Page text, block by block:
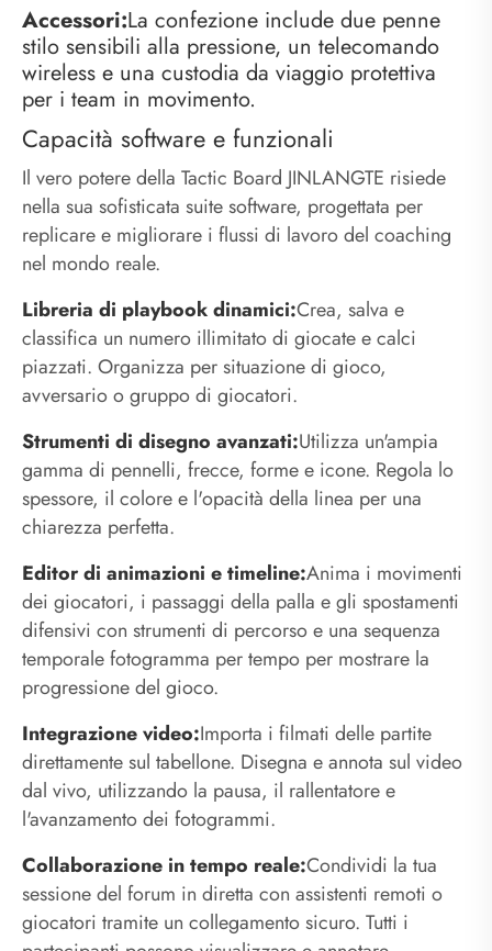
Accessori:La confezione include due penne
stilo sensibili alla pressione, un telecomando
wireless e una custodia da viaggio protettiva
per i team in movimento.
Capacità software e funzionali
Il vero potere della Tactic Board JINLANGTE risiede
nella sua sofisticata suite software, progettata per
replicare e migliorare i flussi di lavoro del coaching
nel mondo reale.
Libreria di playbook dinamici:Crea, salva e
classifica un numero illimitato di giocate e calci
piazzati. Organizza per situazione di gioco,
avversario o gruppo di giocatori.
Strumenti di disegno avanzati:Utilizza un'ampia
gamma di pennelli, frecce, forme e icone. Regola lo
spessore, il colore e l'opacità della linea per una
chiarezza perfetta.
Editor di animazioni e timeline:Anima i movimenti
dei giocatori, i passaggi della palla e gli spostamenti
difensivi con strumenti di percorso e una sequenza
temporale fotogramma per tempo per mostrare la
progressione del gioco.
Integrazione video:Importa i filmati delle partite
direttamente sul tabellone. Disegna e annota sul video
dal vivo, utilizzando la pausa, il rallentatore e
l'avanzamento dei fotogrammi.
Collaborazione in tempo reale:Condividi la tua
sessione del forum in diretta con assistenti remoti o
giocatori tramite un collegamento sicuro. Tutti i